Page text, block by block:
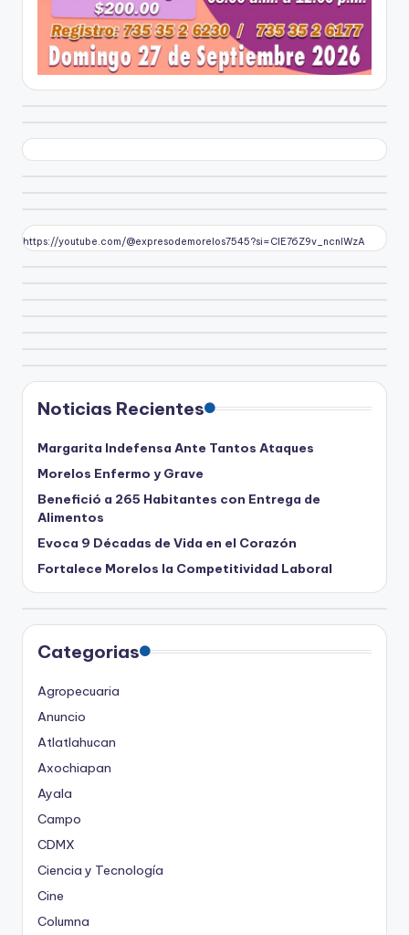
https://youtube.com/@expresodemorelos7545?si=CIE76Z9v_ncnlWzA
Noticias Recientes
Margarita Indefensa Ante Tantos Ataques
Morelos Enfermo y Grave
Benefició a 265 Habitantes con Entrega de
Alimentos
Evoca 9 Décadas de Vida en el Corazón
Fortalece Morelos la Competitividad Laboral
Categorias
Agropecuaria
Anuncio
Atlatlahucan
Axochiapan
Ayala
Campo
CDMX
Ciencia y Tecnología
Cine
Columna